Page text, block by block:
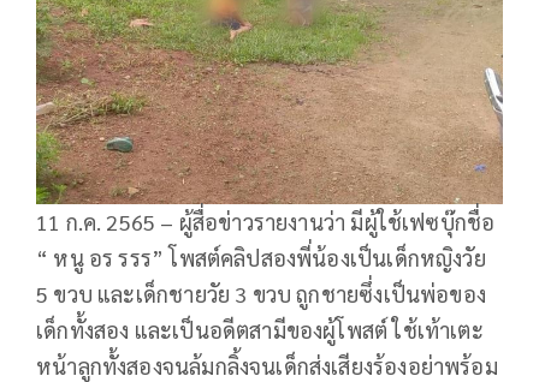
11 ก.ค. 2565 – ผู้สื่อข่าวรายงานว่า มีผู้ใช้เฟซบุ๊กชื่อ
“ หนู อร รรร” โพสต์คลิปสองพี่น้องเป็นเด็กหญิงวัย
5 ขวบ และเด็กชายวัย 3 ขวบ ถูกชายซึ่งเป็นพ่อของ
เด็กทั้งสอง และเป็นอดีตสามีของผู้โพสต์ ใช้เท้าเตะ
หน้าลูกทั้งสองจนล้มกลิ้งจนเด็กส่งเสียงร้องอย่าพร้อม